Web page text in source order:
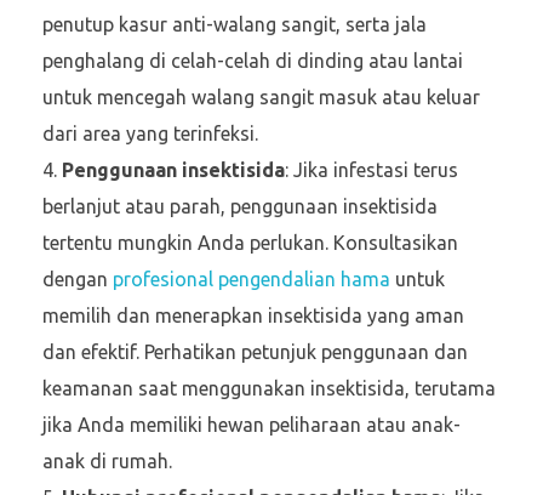
penutup kasur anti-walang sangit, serta jala
penghalang di celah-celah di dinding atau lantai
untuk mencegah walang sangit masuk atau keluar
dari area yang terinfeksi.
Penggunaan insektisida: Jika infestasi terus
berlanjut atau parah, penggunaan insektisida
tertentu mungkin Anda perlukan. Konsultasikan
dengan profesional pengendalian hama untuk
memilih dan menerapkan insektisida yang aman
dan efektif. Perhatikan petunjuk penggunaan dan
keamanan saat menggunakan insektisida, terutama
jika Anda memiliki hewan peliharaan atau anak-
anak di rumah.